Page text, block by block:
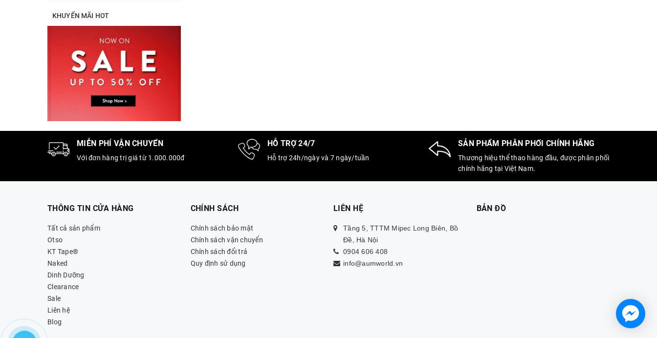
Balo nước
Mũ bảo hiểm đạp xe
Phụ kiện xe đạp
KHUYẾN MÃI HOT
MIỄN PHÍ VẬN CHUYỂN
Với đơn hàng trị giá từ 1.000.000đ
HỖ TRỢ 24/7
Hỗ trợ 24h/ngày và 7 ngày/tuần
SẢN PHẨM PHÂN PHỐI CHÍNH HÃNG
Thương hiệu thể thao hàng đầu, được phân phối
chính hãng tại Việt Nam.
THÔNG TIN CỬA HÀNG
Tất cả sản phẩm
Otso
KT Tape®
Naked
Dinh Dưỡng
Clearance
Sale
Liên hệ
Blog
CHÍNH SÁCH
Chính sách bảo mật
Chính sách vận chuyển
Chính sách đổi trả
Quy định sử dụng
LIÊN HỆ
Tầng 5, TTTM Mipec Long Biên, Bồ
Đề, Hà Nội
0904 606 408
info@aumworld.vn
BẢN ĐỒ